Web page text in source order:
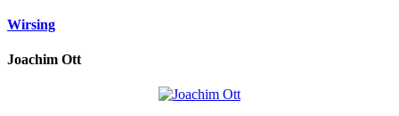
Wirsing
Joachim Ott